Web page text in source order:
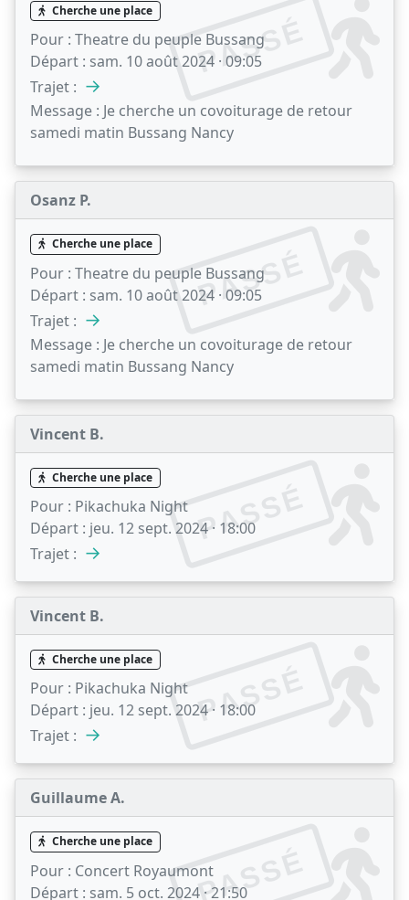
PASSÉ
Cherche une place
Pour : Theatre du peuple Bussang
Départ : sam. 10 août 2024 · 09:05
Trajet : →
Message : Je cherche un covoiturage de retour
samedi matin Bussang Nancy
Osanz P.
PASSÉ
Cherche une place
Pour : Theatre du peuple Bussang
Départ : sam. 10 août 2024 · 09:05
Trajet : →
Message : Je cherche un covoiturage de retour
samedi matin Bussang Nancy
Vincent B.
PASSÉ
Cherche une place
Pour : Pikachuka Night
Départ : jeu. 12 sept. 2024 · 18:00
Trajet : →
Vincent B.
PASSÉ
Cherche une place
Pour : Pikachuka Night
Départ : jeu. 12 sept. 2024 · 18:00
Trajet : →
Guillaume A.
PASSÉ
Cherche une place
Pour : Concert Royaumont
Départ : sam. 5 oct. 2024 · 21:50